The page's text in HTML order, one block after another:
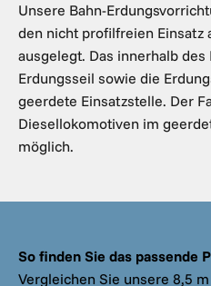
Unsere Bahn-
den nicht profilfreien Einsatz
ausgelegt. Das innerhalb
Erdungsseil sowie die
geerdete Einsatzstelle. Der
Diesellokomotiven im
möglich.
So finden Sie das passende
Vergleichen Sie unsere 8,5